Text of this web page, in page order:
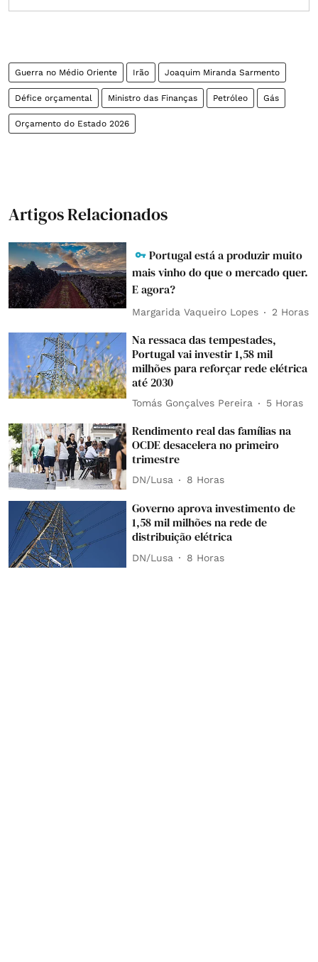
Guerra no Médio Oriente Irão Joaquim Miranda Sarmento
Défice orçamental Ministro das Finanças Petróleo Gás
Orçamento do Estado 2026
Artigos Relacionados
Portugal está a produzir muito
mais vinho do que o mercado quer.
E agora?
Margarida Vaqueiro Lopes 2 Horas
Na ressaca das tempestades,
Portugal vai investir 1,58 mil
milhões para reforçar rede elétrica
até 2030
Tomás Gonçalves Pereira 5 Horas
Rendimento real das famílias na
OCDE desacelera no primeiro
trimestre
DN/Lusa 8 Horas
Governo aprova investimento de
1,58 mil milhões na rede de
distribuição elétrica
DN/Lusa 8 Horas